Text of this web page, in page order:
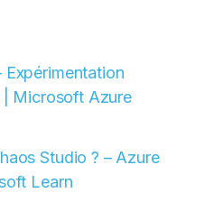
Expérimentation
| Microsoft Azure
Studio ? – Azure
Learn